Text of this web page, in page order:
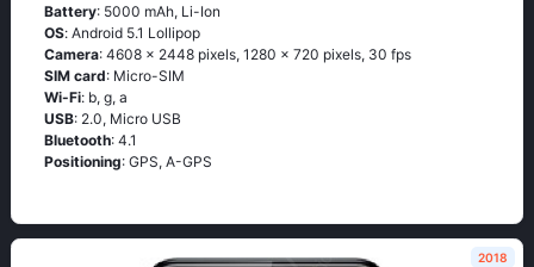
Battery: 5000 mAh, Li-Ion
OS: Аndrоid 5.1 Lоlliрор
Camera: 4608 x 2448 pixels, 1280 x 720 pixels, 30 fps
SIM card: Micro-SIM
Wi-Fi: b, g, а
USB: 2.0, Micro USB
Bluetooth: 4.1
Positioning: GРS, А-GРS
2018